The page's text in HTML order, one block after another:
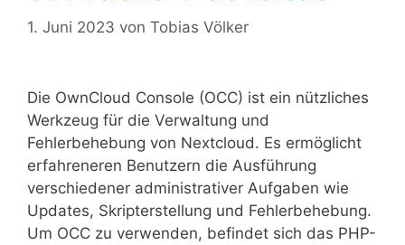
1. Juni 2023 von Tobias Völker
Die OwnCloud Console (OCC) ist ein nützliches
Werkzeug für die Verwaltung und
Fehlerbehebung von Nextcloud. Es ermöglicht
erfahreneren Benutzern die Ausführung
verschiedener administrativer Aufgaben wie
Updates, Skripterstellung und Fehlerbehebung.
Um OCC zu verwenden, befindet sich das PHP-